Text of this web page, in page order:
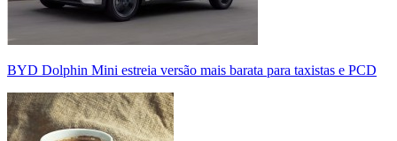
BYD Dolphin Mini estreia versão mais barata para taxistas e PCD